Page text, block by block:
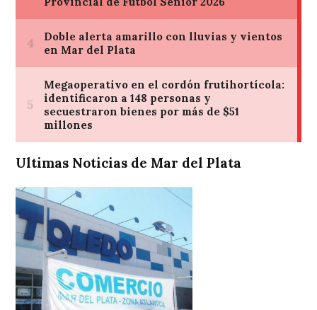
Ultimas Noticias de Mar del Plata